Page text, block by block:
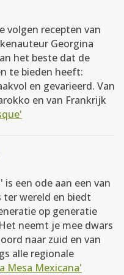
volgen recepten van
Georgina
het beste dat de
te bieden heeft:
en gevarieerd. Van
en van Frankrijk
is een ode aan een van
wereld en biedt
op generatie
neemt je mee dwars
naar zuid en van
alle regionale
Mesa Mexicana'